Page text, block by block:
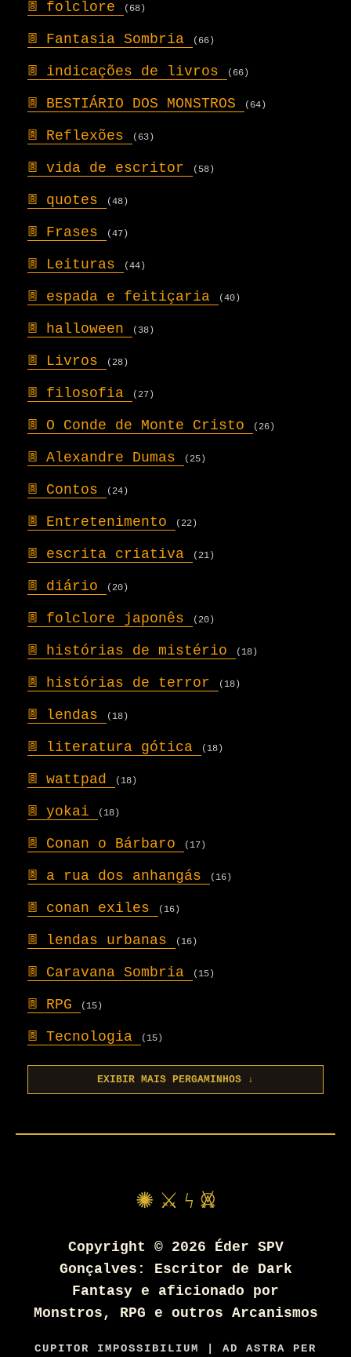
𖣍 folclore (68)
𖣍 Fantasia Sombria (66)
𖣍 indicações de livros (66)
𖣍 BESTIÁRIO DOS MONSTROS (64)
𖣍 Reflexões (63)
𖣍 vida de escritor (58)
𖣍 quotes (48)
𖣍 Frases (47)
𖣍 Leituras (44)
𖣍 espada e feitiçaria (40)
𖣍 halloween (38)
𖣍 Livros (28)
𖣍 filosofia (27)
𖣍 O Conde de Monte Cristo (26)
𖣍 Alexandre Dumas (25)
𖣍 Contos (24)
𖣍 Entretenimento (22)
𖣍 escrita criativa (21)
𖣍 diário (20)
𖣍 folclore japonês (20)
𖣍 histórias de mistério (18)
𖣍 histórias de terror (18)
𖣍 lendas (18)
𖣍 literatura gótica (18)
𖣍 wattpad (18)
𖣍 yokai (18)
𖣍 Conan o Bárbaro (17)
𖣍 a rua dos anhangás (16)
𖣍 conan exiles (16)
𖣍 lendas urbanas (16)
𖣍 Caravana Sombria (15)
𖣍 RPG (15)
𖣍 Tecnologia (15)
EXIBIR MAIS PERGAMINHOS ↓
✺ ⚔ ϟ 𖤙
Copyright © 2026 Éder SPV
Gonçalves: Escritor de Dark
Fantasy e aficionado por
Monstros, RPG e outros Arcanismos
CUPITOR IMPOSSIBILIUM | AD ASTRA PER